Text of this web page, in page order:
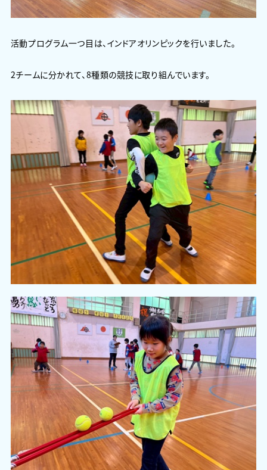
活動プログラム一つ目は、インドアオリンピックを行いました。
2チームに分かれて、8種類の競技に取り組んでいます。